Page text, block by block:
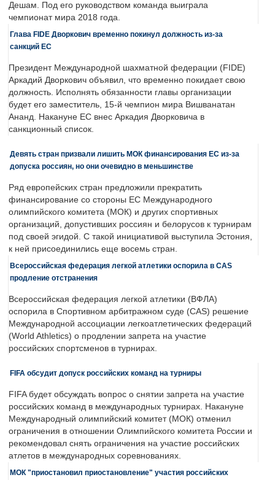
Дешам. Под его руководством команда выиграла
чемпионат мира 2018 года.
Глава FIDE Дворкович временно покинул должность из-за
санкций ЕС
Президент Международной шахматной федерации (FIDE)
Аркадий Дворкович объявил, что временно покидает свою
должность. Исполнять обязанности главы организации
будет его заместитель, 15-й чемпион мира Вишванатан
Ананд. Накануне ЕС внес Аркадия Дворковича в
санкционный список.
Девять стран призвали лишить МОК финансирования ЕС из-за
допуска россиян, но они очевидно в меньшинстве
Ряд европейских стран предложили прекратить
финансирование со стороны ЕС Международного
олимпийского комитета (МОК) и других спортивных
организаций, допустивших россиян и белорусов к турнирам
под своей эгидой. С такой инициативой выступила Эстония,
к ней присоединились еще восемь стран.
Всероссийская федерация легкой атлетики оспорила в CAS
продление отстранения
Всероссийская федерация легкой атлетики (ВФЛА)
оспорила в Спортивном арбитражном суде (CAS) решение
Международной ассоциации легкоатлетических федераций
(World Athletics) о продлении запрета на участие
российских спортсменов в турнирах.
FIFA обсудит допуск российских команд на турниры
FIFA будет обсуждать вопрос о снятии запрета на участие
российских команд в международных турнирах. Накануне
Международный олимпийский комитет (МОК) отменил
ограничения в отношении Олимпийского комитета России и
рекомендовал снять ограничения на участие российских
атлетов в международных соревнованиях.
МОК "приостановил приостановление" участия российских